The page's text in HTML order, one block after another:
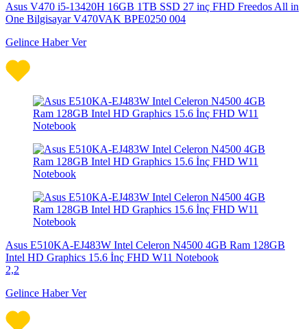
Asus V470 i5-13420H 16GB 1TB SSD 27 inç FHD Freedos All in
One Bilgisayar V470VAK BPE0250 004
Gelince Haber Ver
Asus E510KA-EJ483W Intel Celeron N4500 4GB Ram 128GB
Intel HD Graphics 15.6 İnç FHD W11 Notebook
2,2
Gelince Haber Ver